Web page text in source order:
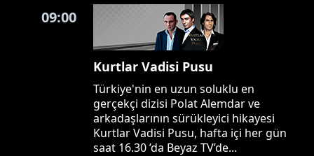
09:00
Kurtlar Vadisi Pusu
Türkiye'nin en uzun soluklu en
gerçekçi dizisi Polat Alemdar ve
arkadaşlarının sürükleyici hikayesi
Kurtlar Vadisi Pusu, hafta içi her gün
saat 16.30 ’da Beyaz TV’de...